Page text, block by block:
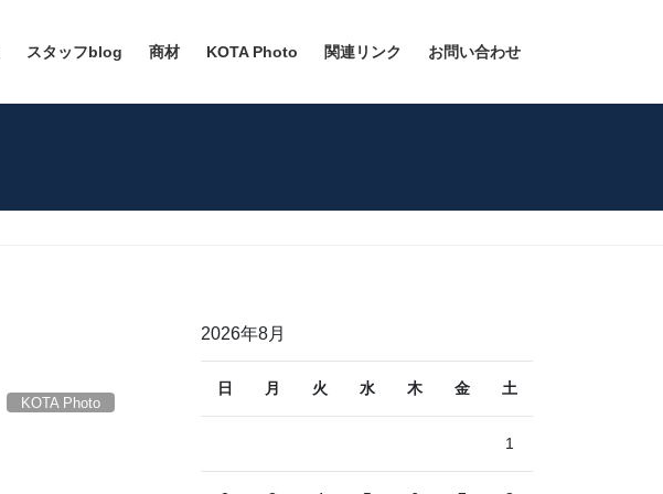
スタッフblog 商材 KOTA Photo 関連リンク お問い合わせ
KOTA Photo
2026年8月
日 月 火 水 木 金 土
1